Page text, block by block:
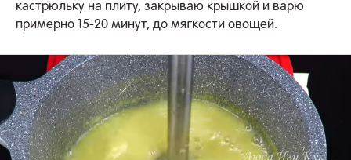
кастрюльку на плиту, закрываю крышкой и варю
примерно 15-20 минут, до мягкости овощей.